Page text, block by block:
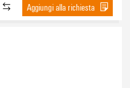
Aggiungi alla richiesta